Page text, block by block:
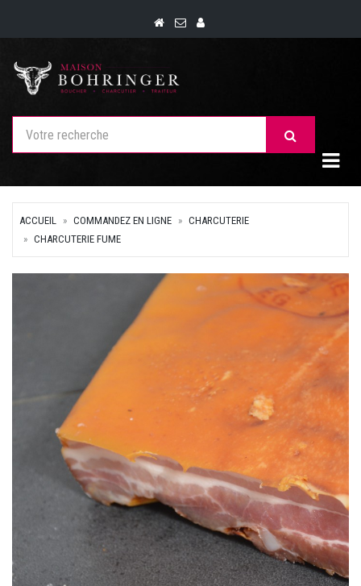
ACCUEIL COMMANDEZ EN LIGNE
CHARCUTERIE
CHARCUTERIE FUME